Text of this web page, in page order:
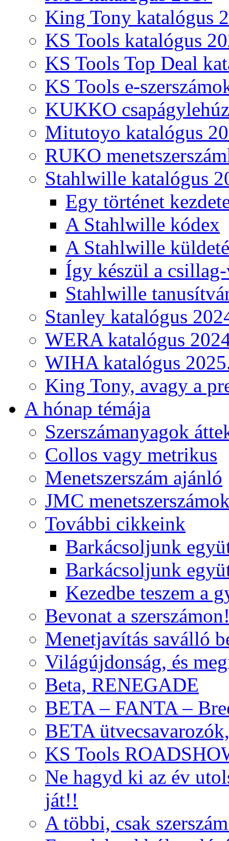
King Tony katalógus
KS Tools katalógus
KS Tools Top Deal
KS Tools e-
KUKKO
Mitutoyo katalógus
RUKO
Stahlwille katalógus
Egy történet
A Stahlwille kódex
A Stahlwille
Így készül a
Stahlwille
Stanley katalógus
WERA katalógus
WIHA katalógus
King Tony, avagy a
A hónap témája
Szerszámanyagok
Collos vagy metrikus
Menetszerszám ajánló
JMC
További cikkeink
Barkácsoljunk
Barkácsoljunk
Kezedbe teszem a
Bevonat a
Menetjavítás saválló
Világújdonság, és
Beta, RENEGADE
BETA – FANTA –
BETA
KS Tools
Ne hagyd ki az év
ját!!
A többi, csak